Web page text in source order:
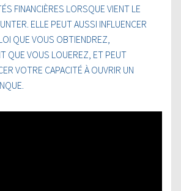
FINANCIÈRES LORSQUE VIENT LE
ELLE PEUT AUSSI INFLUENCER
QUE VOUS OBTIENDREZ,
QUE VOUS LOUEREZ, ET PEUT
VOTRE CAPACITÉ À OUVRIR UN